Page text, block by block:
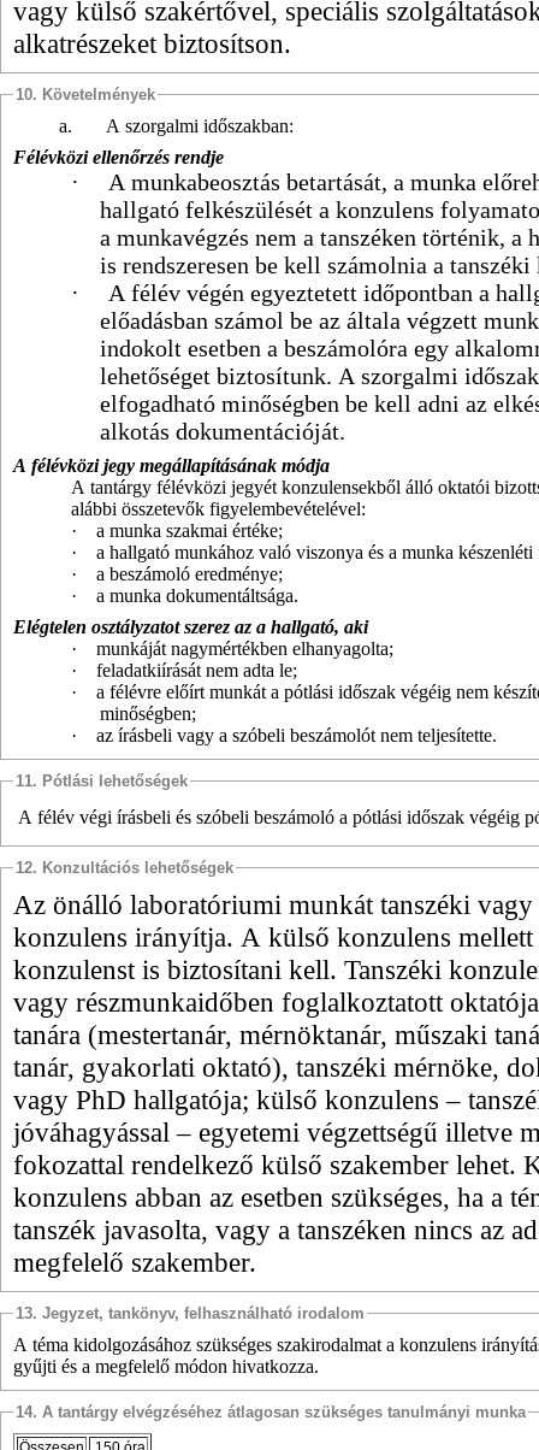
vagy külső szakértővel, speciális
alkatrészeket biztosítson.
10. Követelmények
a.
A szorgalmi időszakban:
Félévközi ellenőrzés rendje
·
A munkabeosztás betartását, a munka
hallgató felkészülését a konzulens
a munkavégzés nem a tanszéken történik, a
is rendszeresen be kell számolnia a tanszéki
·
A félév végén egyeztetett időpontban a
előadásban számol be az általa végzett
indokolt esetben a beszámolóra egy
lehetőséget biztosítunk. A szorgalmi
elfogadható minőségben be kell adni az
alkotás dokumentációját.
A félévközi jegy megállapításának módja
A tantárgy félévközi jegyét konzulensekből álló oktatói
alábbi összetevők figyelembevételével:
·
a munka szakmai értéke;
·
a hallgató munkához való viszonya és a munka készenléti
·
a beszámoló eredménye;
·
a munka dokumentáltsága.
Elégtelen osztályzatot szerez az a hallgató, aki
·
munkáját nagymértékben elhanyagolta;
·
feladatkiírását nem adta le;
·
a félévre előírt munkát a pótlási időszak végéig nem
minőségben;
·
az írásbeli vagy a szóbeli beszámolót nem teljesítette.
11. Pótlási lehetőségek
A félév végi írásbeli és szóbeli beszámoló a pótlási időszak végéig
12. Konzultációs lehetőségek
Az önálló laboratóriumi munkát tanszéki
konzulens irányítja. A külső konzulens mellett
konzulenst is biztosítani kell. Tanszéki
vagy részmunkaidőben foglalkoztatott
tanára (mestertanár, mérnöktanár, műszaki
tanár, gyakorlati oktató), tanszéki mérnöke,
vagy PhD hallgatója; külső konzulens –
jóváhagyással – egyetemi végzettségű illetve
fokozattal rendelkező külső szakember lehet.
konzulens abban az esetben szükséges, ha a
tanszék javasolta, vagy a tanszéken nincs az
megfelelő szakember.
13. Jegyzet, tankönyv, felhasználható irodalom
A téma kidolgozásához szükséges szakirodalmat a konzulens
gyűjti és a megfelelő módon hivatkozza.
14. A tantárgy elvégzéséhez átlagosan szükséges tanulmányi munka